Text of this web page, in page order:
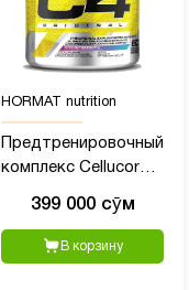
HORMAT nutrition
Предтренировочный
комплекс Cellucor
399 000 сӯм
В корзину